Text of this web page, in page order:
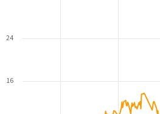
16
24